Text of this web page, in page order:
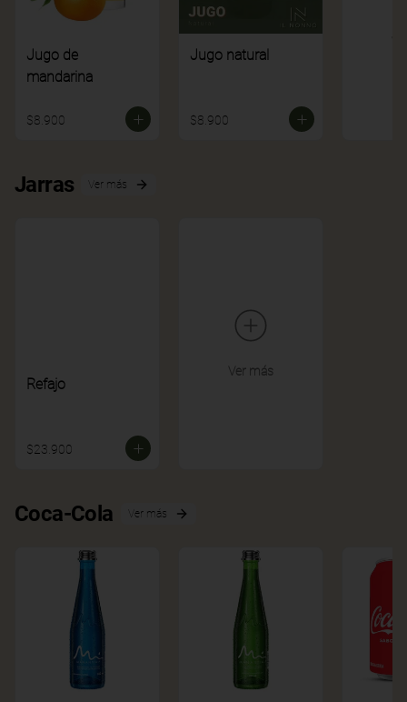
Jugo de
mandarina
$8.900
Jugo natural
$8.900
Jarras Ver más
Refajo
$23.900
Ver más
Coca-Cola Ver más